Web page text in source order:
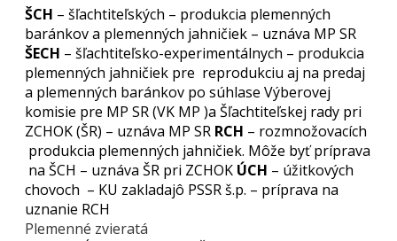
ŠCH – šľachtiteľských – produkcia plemenných
baránkov a plemenných jahničiek – uznáva MP SR
ŠECH – šľachtiteľsko-experimentálnych – produkcia
plemenných jahničiek pre reprodukciu aj na predaj
a plemenných baránkov po súhlase Výberovej
komisie pre MP SR (VK MP )a Šľachtiteľskej rady pri
ZCHOK (ŠR) – uznáva MP SR RCH – rozmnožovacích
produkcia plemenných jahničiek. Môže byť príprava
na ŠCH – uznáva ŠR pri ZCHOK ÚCH – úžitkových
chovoch – KU zakladajô PSSR š.p. – príprava na
uznanie RCH
Plemenné zvieratá